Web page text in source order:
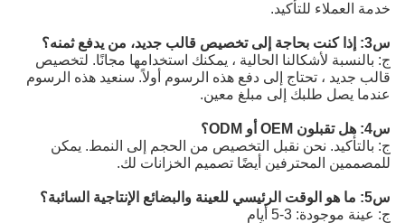
خدمة العملاء للتأكيد.
س3: إذا كنت بحاجة إلى تخصيص قالب جديد، من يدفع ثمنه؟
ج: بالنسبة لأشكالنا الحالية ، يمكنك استخدامها مجانًا. لتخصيص
قالب جديد ، تحتاج إلى دفع هذه الرسوم أولاً. سنعيد هذه الرسوم
عندما يصل طلبك إلى مبلغ معين.
س4: هل تقبلون OEM أو ODM؟
ج: بالتأكيد. نحن نقبل التخصيص من الحجم إلى النمط. يمكن
للمصممين المحترفين أيضًا تصميم الخزانات لك.
س5: ما هو الوقت الرئيسي للعينة والبضائع الإنتاجية السائبة؟
ج: عينة موجودة: 3-5 أيام